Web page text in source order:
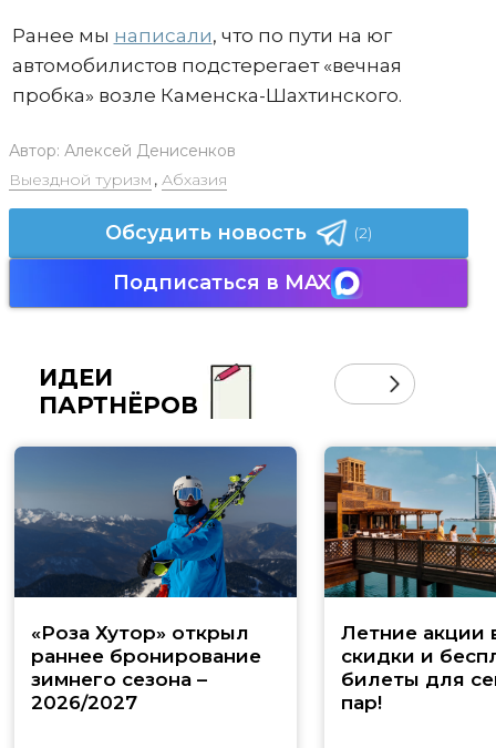
Ранее мы написали, что по пути на юг
автомобилистов подстерегает «вечная
пробка» возле Каменска-Шахтинского.
Автор: Алексей Денисенков
Выездной туризм , Абхазия
Обсудить новость (2)
Подписаться в MAX
ИДЕИ
ПАРТНЁРОВ
«Роза Хутор» открыл
раннее бронирование
зимнего сезона –
2026/2027
Летние акции
скидки и
билеты для
пар!